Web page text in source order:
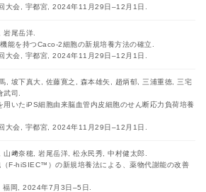
大会, 宇都宮, 2024年11月29日–12月1日.
尾岳洋.
能を持つCaco-2細胞の新規培養方法の確立.
大会, 宇都宮, 2024年11月29日–12月1日.
, 坡下真大, 佐藤寛之, 森本雄矢, 趙炳郁, 三浦重徳, 三宅
司.
用いたiPS細胞由来脳血管内皮細胞のせん断応力負荷培養
大会, 宇都宮, 2024年11月29日–12月1日.
﨑奈穂, 岩尾岳洋, 松永民秀, 中村健太郎.
F-hiSIEC™）の新規培養法による、薬物代謝能の改善
岡, 2024年7月3日–5日.